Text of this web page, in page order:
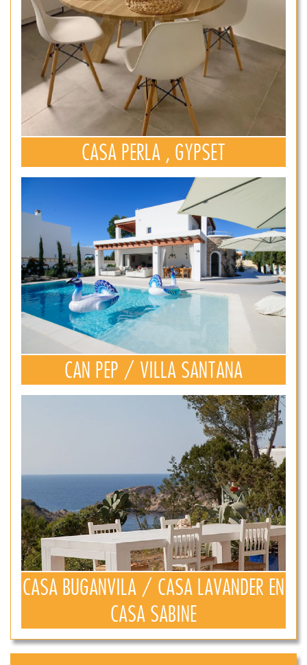
CASA PERLA , GYPSET
CAN PEP / VILLA SANTANA
CASA BUGANVILA / CASA LAVANDER EN
CASA SABINE